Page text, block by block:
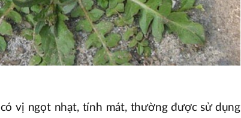
vị ngọt nhạt, tính mát, thường được sử dụng